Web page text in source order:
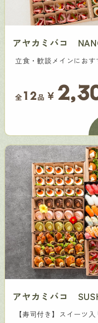
アヤカミバコ
立食・歓談メインにおす
全 12品 ￥
アヤカミバコ
【寿司付き】スイーツ